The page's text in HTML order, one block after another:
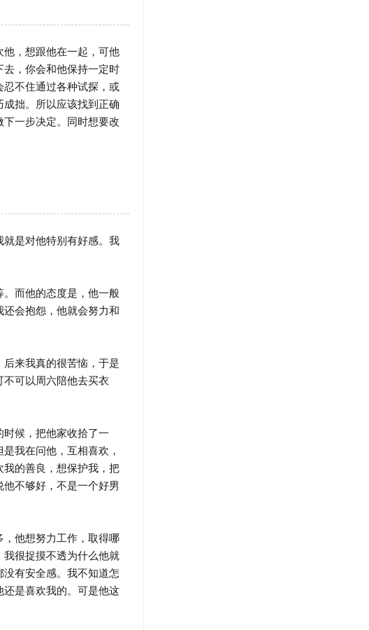
，想跟他在一起，可他
，你会和他保持一定时
不住通过各种试探，或
拙。所以应该找到正确
一步决定。同时想要改
是对他特别有好感。我
而他的态度是，他一般
会抱怨，他就会努力和
来我真的很苦恼，于是
可以周六陪他去买衣
候，把他家收拾了一
我在问他，互相喜欢，
的善良，想保护我，把
不够好，不是一个好男
他想努力工作，取得哪
很捉摸不透为什么他就
有安全感。我不知道怎
是喜欢我的。可是他这